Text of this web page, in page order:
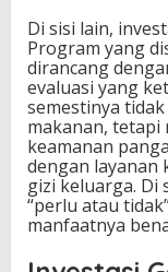
Di sisi lain,
Program yang
dirancang
evaluasi yang
semestinya
makanan, tetapi
keamanan
dengan layanan
gizi keluarga. Di
“perlu atau
manfaatnya